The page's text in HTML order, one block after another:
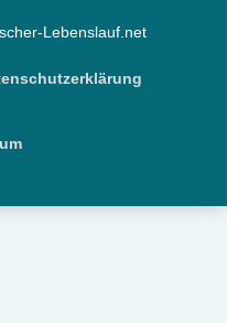
Lebenslauf.net